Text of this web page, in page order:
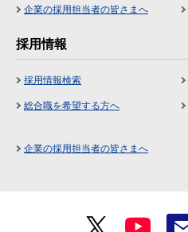
企業の採用担当者の皆さまへ
採用情報
採用情報検索
総合職を希望する方へ
企業の採用担当者の皆さまへ